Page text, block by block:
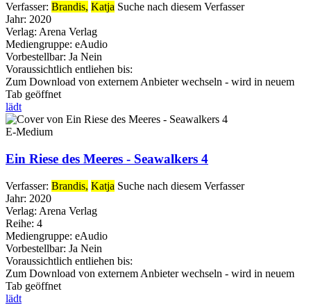
Verfasser: Brandis, Katja Suche nach diesem Verfasser
Jahr: 2020
Verlag: Arena Verlag
Mediengruppe: eAudio
Vorbestellbar: Ja Nein
Voraussichtlich entliehen bis:
Zum Download von externem Anbieter wechseln - wird in neuem
Tab geöffnet
lädt
E-Medium
Ein Riese des Meeres - Seawalkers 4
Verfasser: Brandis, Katja Suche nach diesem Verfasser
Jahr: 2020
Verlag: Arena Verlag
Reihe: 4
Mediengruppe: eAudio
Vorbestellbar: Ja Nein
Voraussichtlich entliehen bis:
Zum Download von externem Anbieter wechseln - wird in neuem
Tab geöffnet
lädt